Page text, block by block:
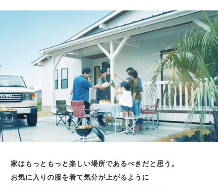
家はもっともっと楽しい場所であるべきだと思う。
お気に入りの服を着て気分が上がるように